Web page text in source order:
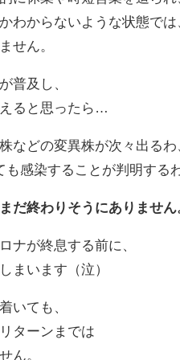
わからないような状態では
せん。
普及し、
ると思ったら…
などの変異株が次々出るわ
も感染することが判明する
だ終わりそうにありません
ナが終息する前に、
まいます（泣）
いても、
ターンまでは
ん。